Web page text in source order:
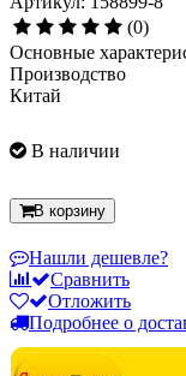
(0)
Основные
Производство
Китай
В наличии
В корзину
Нашли дешевле?
Сравнить
Отложить
Подробнее о